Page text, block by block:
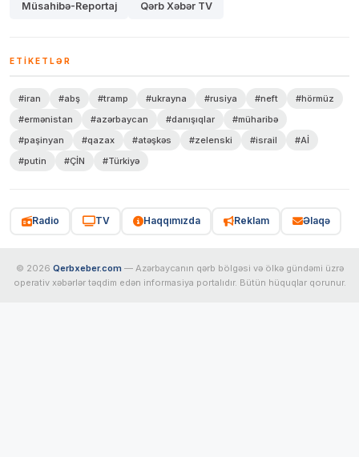
Müsahibə-Reportaj Qərb Xəbər TV
ETIKETLƏR
#iran #abş #tramp #ukrayna #rusiya #neft
#hörmüz
#ermənistan
#azərbaycan #danışıqlar
#müharibə
#paşinyan
#qazax #atəşkəs #zelenski #israil
#Aİ
#putin
#ÇİN #Türkiyə
Radio TV Haqqımızda Reklam Əlaqə
© 2026 Qerbxeber.com — Azərbaycanın qərb bölgəsi və ölkə gündəmi üzrə
operativ xəbərlər təqdim edən informasiya portalıdır. Bütün hüquqlar qorunur.